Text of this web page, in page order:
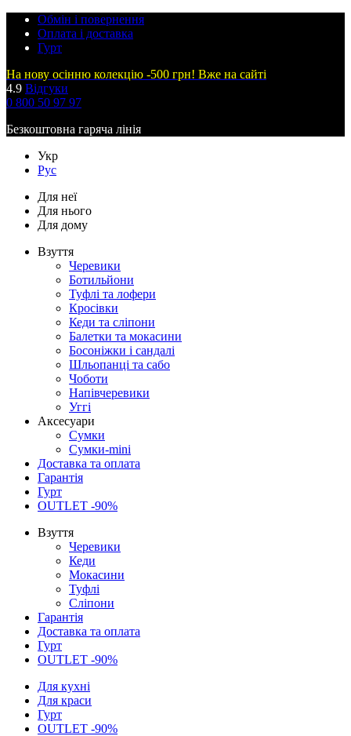
Обмін і повернення
Оплата і доставка
Гурт
На нову осінню колекцію -500 грн! Вже на сайті
4.9 Відгуки
0 800 50 97 97
Безкоштовна гаряча лінія
Укр
Рус
Для неї
Для нього
Для дому
Взуття
Черевики
Ботильйони
Туфлі та лофери
Кросівки
Кеди та сліпони
Балетки та мокасини
Босоніжки і сандалі
Шльопанці та сабо
Чоботи
Напівчеревики
Уггі
Аксесуари
Сумки
Сумки-mini
Доставка та оплата
Гарантія
Гурт
OUTLET -90%
Взуття
Черевики
Кеди
Мокасини
Туфлі
Сліпони
Гарантія
Доставка та оплата
Гурт
OUTLET -90%
Для кухні
Для краси
Гурт
OUTLET -90%